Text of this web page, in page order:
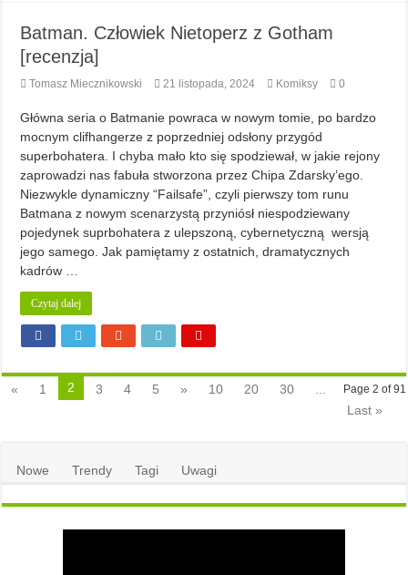
Batman. Człowiek Nietoperz z Gotham
[recenzja]
Tomasz Miecznikowski 21 listopada, 2024 Komiksy 0
Główna seria o Batmanie powraca w nowym tomie, po bardzo
mocnym clifhangerze z poprzedniej odsłony przygód
superbohatera. I chyba mało kto się spodziewał, w jakie rejony
zaprowadzi nas fabuła stworzona przez Chipa Zdarsky’ego.
Niezwykle dynamiczny “Failsafe”, czyli pierwszy tom runu
Batmana z nowym scenarzystą przyniósł niespodziewany
pojedynek suprbohatera z ulepszoną, cybernetyczną wersją
jego samego. Jak pamiętamy z ostatnich, dramatycznych
kadrów …
Czytaj dalej
Page 2 of 91
« 1 2 3 4 5 » 10 20 30
...
Last »
Nowe Trendy Tagi Uwagi